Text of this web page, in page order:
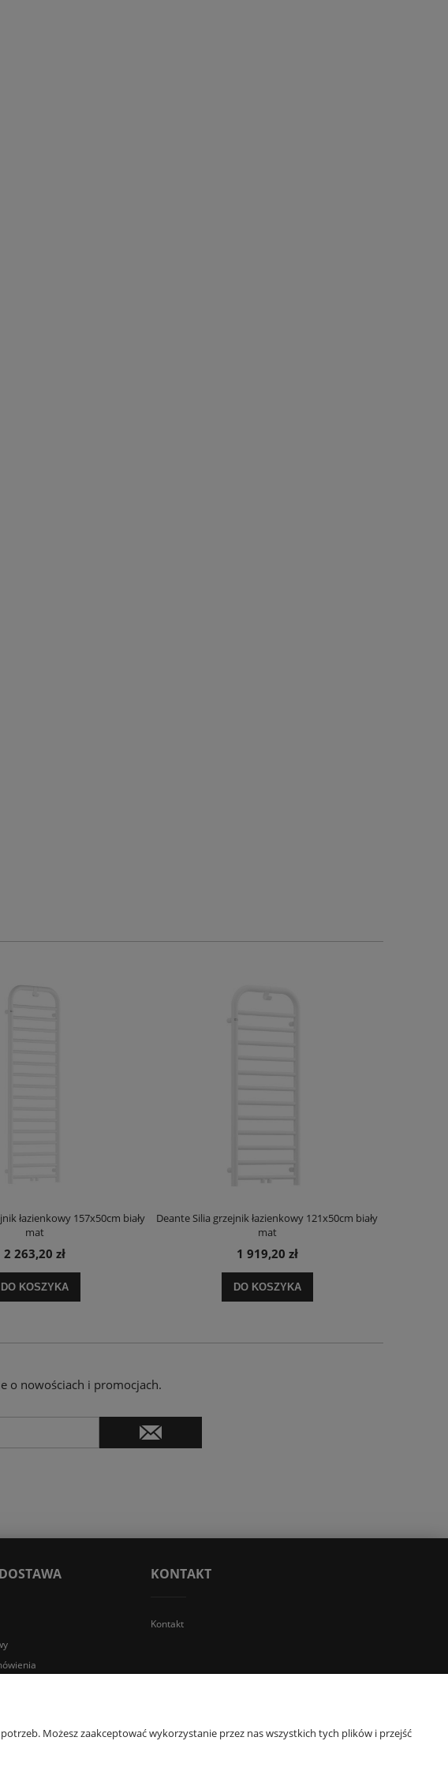
łazienkowy 157x50cm biały
mat
2 263,20 zł
DO KOSZYKA
Deante Silia grzejnik łazienkowy 121x50cm biały
mat
1 919,20 zł
DO KOSZYKA
o nowościach i promocjach.
KONTAKT
Kontakt
012 159 | TGS Przemysław Stoń | NIP: 6312213594 | REGON: 276403698
Możesz zaakceptować wykorzystanie przez nas wszystkich tych plików i przejść